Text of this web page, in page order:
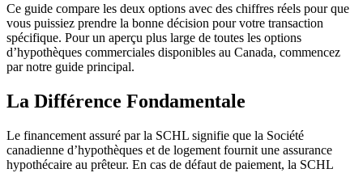
Ce guide compare les deux options avec des chiffres réels pour que
vous puissiez prendre la bonne décision pour votre transaction
spécifique. Pour un aperçu plus large de toutes les options
d’hypothèques commerciales disponibles au Canada, commencez
par notre guide principal.
La Différence Fondamentale
Le financement assuré par la SCHL signifie que la Société
canadienne d’hypothèques et de logement fournit une assurance
hypothécaire au prêteur. En cas de défaut de paiement, la SCHL